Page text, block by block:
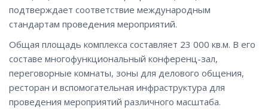
подтверждает соответствие международным
стандартам проведения мероприятий.
Общая площадь комплекса составляет 23 000 кв.м. В его
составе многофункциональный конференц-зал,
переговорные комнаты, зоны для делового общения,
ресторан и вспомогательная инфраструктура для
проведения мероприятий различного масштаба.